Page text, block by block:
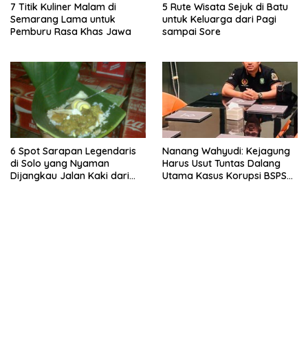
7 Titik Kuliner Malam di
Semarang Lama untuk
Pemburu Rasa Khas Jawa
5 Rute Wisata Sejuk di Batu
untuk Keluarga dari Pagi
sampai Sore
6 Spot Sarapan Legendaris
di Solo yang Nyaman
Dijangkau Jalan Kaki dari
Nanang Wahyudi: Kejagung
Harus Usut Tuntas Dalang
Utama Kasus Korupsi BSPS